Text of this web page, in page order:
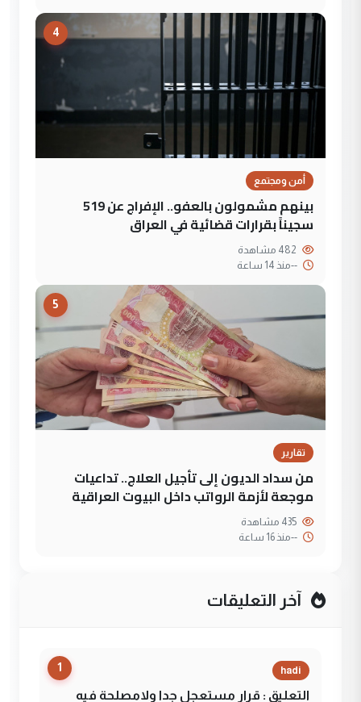
4
أمن ومجتمع
بينهم مشمولون بالعفو.. الإفراج عن 519
سجيناً بقرارات قضائية في العراق
--منذ 14 ساعة
5
تقارير
من سداد الديون إلى تأجيل العلاج.. تداعيات
موجعة لأزمة الرواتب داخل البيوت العراقية
--منذ 16 ساعة
آخر التعليقات
1 hadi
التعليق : قرار مستعجل جدا ولامصلحة فيه